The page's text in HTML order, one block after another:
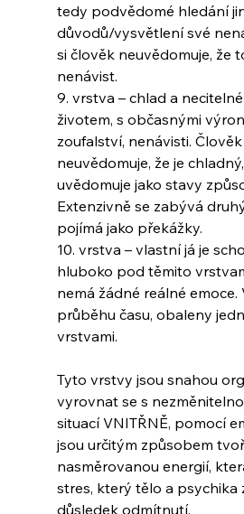
tedy podvědomé hledání
důvodů/vysvětlení své
si člověk neuvědomuje, že
nenávist.
9. vrstva – chlad a
životem, s občasnými
zoufalství, nenávisti. Člověk
neuvědomuje, že je
uvědomuje jako stavy
Extenzivně se zabývá
pojímá jako překážky.
10. vrstva – vlastní já je
hluboko pod těmito
nemá žádné reálné emoce.
průběhu času, obaleny
vrstvami.
Tyto vrstvy jsou snahou
vyrovnat se s
situací VNITŘNĚ, pomocí
jsou určitým způsobem
nasměrovanou energií,
stres, který tělo a psychika
důsledek odmítnutí.